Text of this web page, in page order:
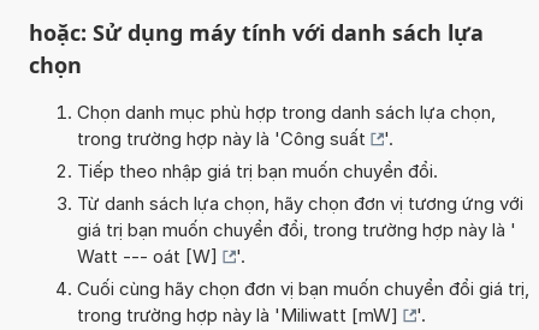
hoặc: Sử dụng máy tính với danh sách lựa
chọn
Chọn danh mục phù hợp trong danh sách lựa chọn,
trong trường hợp này là 'Công suất
'.
Tiếp theo nhập giá trị bạn muốn chuyển đổi.
Từ danh sách lựa chọn, hãy chọn đơn vị tương ứng với
giá trị bạn muốn chuyển đổi, trong trường hợp này là '
Watt --- oát [W]
'.
Cuối cùng hãy chọn đơn vị bạn muốn chuyển đổi giá trị,
trong trường hợp này là 'Miliwatt [mW] '.